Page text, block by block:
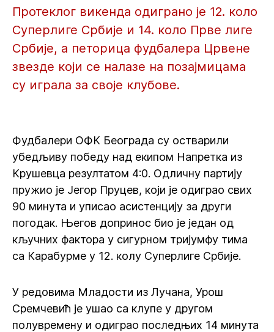
Протеклог викенда одиграно је 12. коло
Суперлиге Србије и 14. коло Прве лиге
Србије, а петорица фудбалера Црвене
звезде који се налазе на позајмицама
су играла за своје клубове.
Фудбалери ОФК Београда су остварили
убедљиву победу над екипом Напретка из
Крушевца резултатом 4:0. Одличну партију
пружио је Јегор Пруцев, који је одиграо свих
90 минута и уписао асистенцију за други
погодак. Његов допринос био је један од
кључних фактора у сигурном тријумфу тима
са Карабурме у 12. колу Суперлиге Србије.
У редовима Младости из Лучана, Урош
Сремчевић је ушао са клупе у другом
полувремену и одиграо последњих 14 минута